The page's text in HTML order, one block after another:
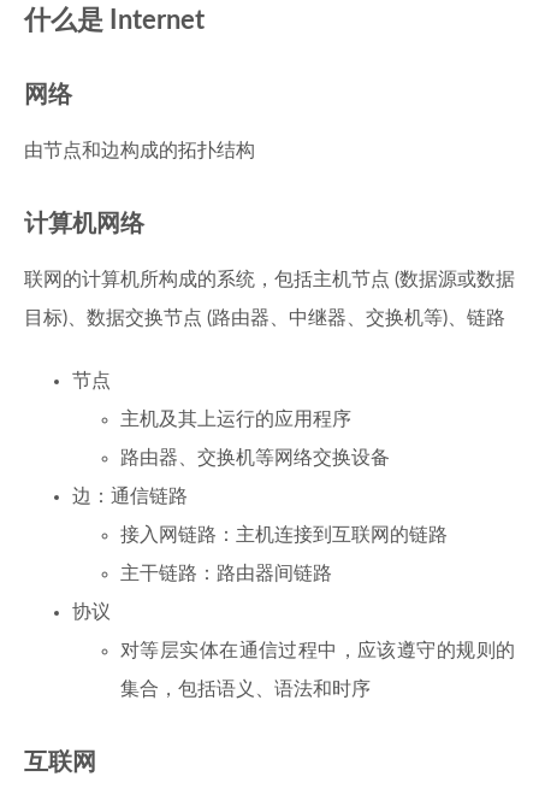
什么是 Internet
网络
由节点和边构成的拓扑结构
计算机网络
联网的计算机所构成的系统，包括主机节点 (数据源或数据
目标)、数据交换节点 (路由器、中继器、交换机等)、链路
节点
主机及其上运行的应用程序
路由器、交换机等网络交换设备
边：通信链路
接入网链路：主机连接到互联网的链路
主干链路：路由器间链路
协议
对等层实体在通信过程中，应该遵守的规则的
集合，包括语义、语法和时序
互联网